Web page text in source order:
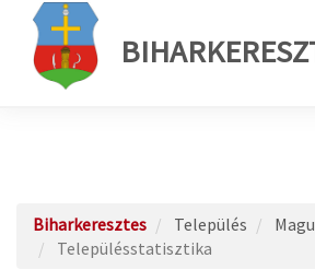
Biharkeresztes Település
Településstatisztika